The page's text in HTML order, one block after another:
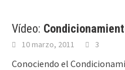
Vídeo:
10 marzo, 2011 3
Conociendo el